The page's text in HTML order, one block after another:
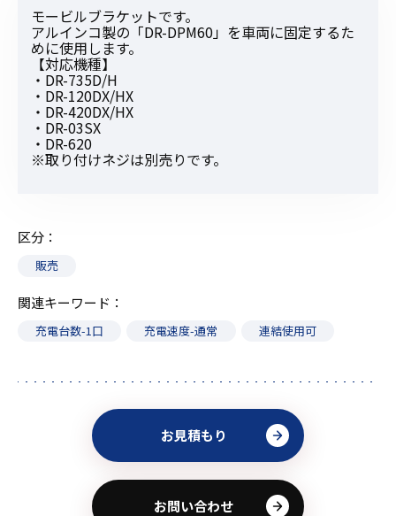
モービルブラケットです。
アルインコ製の「DR-DPM60」を車両に固定するた
めに使用します。
【対応機種】
・DR-735D/H
・DR-120DX/HX
・DR-420DX/HX
・DR-03SX
・DR-620
※取り付けネジは別売りです。
区分
販売
関連キーワード
充電台数-1口 充電速度-通常 連結使用可
お見積もり
お問い合わせ